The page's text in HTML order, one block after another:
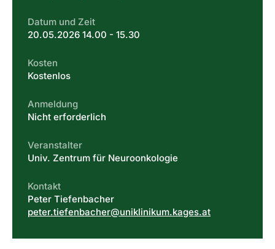
Datum und Zeit
20.05.2026 14.00 - 15.30
Kosten
Kostenlos
Anmeldung
Nicht erforderlich
Veranstalter
Univ. Zentrum für Neuroonkologie
Kontakt
Peter Tiefenbacher
peter.tiefenbacher@uniklinikum.kages.at